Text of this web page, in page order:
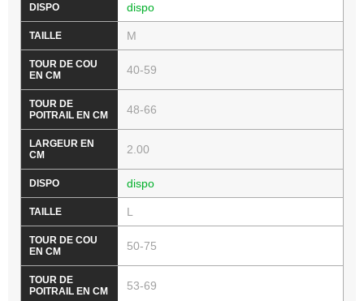
dispo
M
40-59
48-66
2.00
dispo
L
50-75
53-69